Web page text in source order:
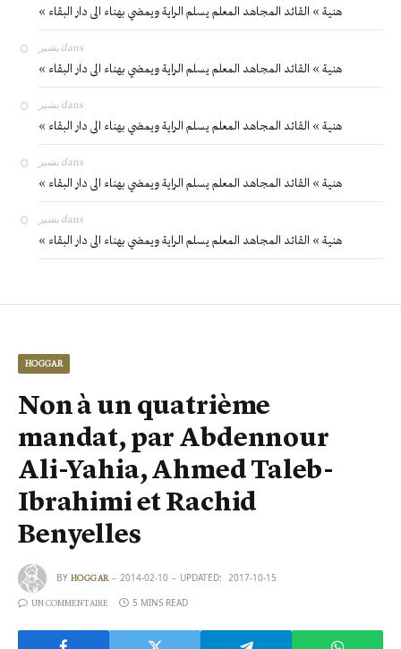
« هنية » القائد المجاهد المعلم يسلم الراية ويمضي بهناء الى دار البقاء
بشير dans
« هنية » القائد المجاهد المعلم يسلم الراية ويمضي بهناء الى دار البقاء
بشير dans
« هنية » القائد المجاهد المعلم يسلم الراية ويمضي بهناء الى دار البقاء
بشير dans
« هنية » القائد المجاهد المعلم يسلم الراية ويمضي بهناء الى دار البقاء
بشير dans
« هنية » القائد المجاهد المعلم يسلم الراية ويمضي بهناء الى دار البقاء
HOGGAR
Non à un quatrième
mandat, par Abdennour
Ali-Yahia, Ahmed Taleb-
Ibrahimi et Rachid
Benyelles
BY HOGGAR 2014-02-10 UPDATED: 2017-10-15
UN COMMENTAIRE 5 MINS READ